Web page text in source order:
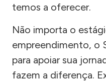
temos a oferecer.
Não importa o
empreendimento, o
para apoiar sua
fazem a diferença.